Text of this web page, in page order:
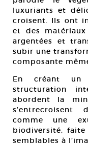
luxuriants et
croisent. Ils ont
et des matériaux
argentées et
subir une
composante
En créant un
structuration
abordent la
comme une
biodiversité,
semblables à